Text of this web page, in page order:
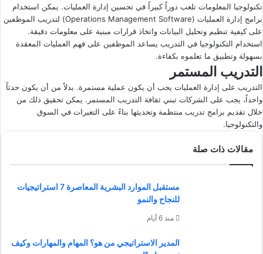
تكنولوجيا المعلومات تلعب دوراً كبيراً في تحسين إدارة العمليات. يمكن استخدام
برامج إدارة العمليات (Operations Management Software) لتدريب الموظفين
على كيفية تنظيم وتحليل البيانات واتخاذ قرارات مبنية على معلومات دقيقة.
استخدام التكنولوجيا في التدريب يساعد الموظفين على فهم العمليات المعقدة
بسهولة وتطبيق ما تعلموه بكفاءة.
التدريب المستمر
التدريب على إدارة العمليات يجب أن يكون عملية مستمرة. بدلاً من أن يكون حدثاً
واحداً، يجب على الشركات تبني ثقافة التدريب المستمر. يمكن تحقيق ذلك من
خلال تقديم برامج تدريب منتظمة وتحديثها بناءً على التغيرات في السوق
والتكنولوجيا.
مقالات ذات صلة
مستقبل الموارد البشرية المعاصرة 7 استراتيجيات
للنجاح والنمو
منذ 6 أيام
المدير الاستراتيجي من هو؟ المهام والمهارات وكيف